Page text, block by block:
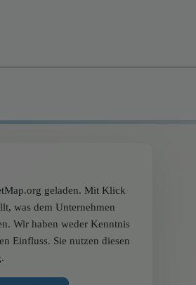
geladen. Mit Klick
was dem Unternehmen
Wir haben weder Kenntnis
Einfluss. Sie nutzen diesen